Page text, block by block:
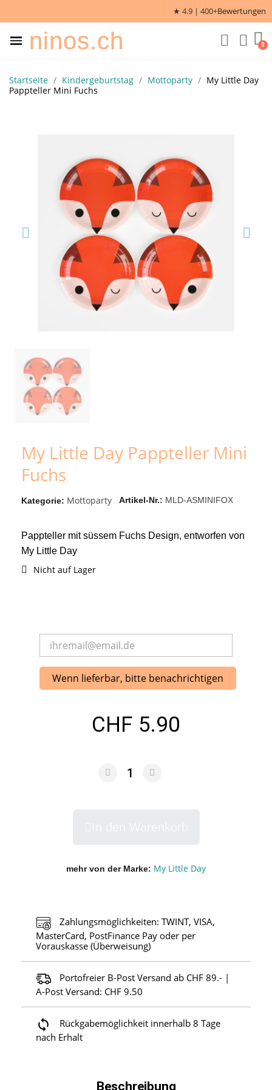
★ 4.9 | 400+Bewertungen
ninos.ch
Startseite Kindergeburtstag Mottoparty
My Little Day
Pappteller Mini Fuchs
My Little Day Pappteller Mini
Fuchs
Kategorie Mottoparty Artikel-Nr. MLD-ASMINIFOX
Pappteller mit süssem Fuchs Design, entworfen von
My Little Day
Nicht auf Lager
Wenn lieferbar, bitte benachrichtigen
CHF 5.90
mehr von der Marke My Little Day
Zahlungsmöglichkeiten: TWINT, VISA,
MasterCard, PostFinance Pay oder per
Vorauskasse (Überweisung)
Portofreier B-Post Versand ab CHF 89.- |
A-Post Versand: CHF 9.50
Rückgabemöglichkeit innerhalb 8 Tage
nach Erhalt
Beschreibung